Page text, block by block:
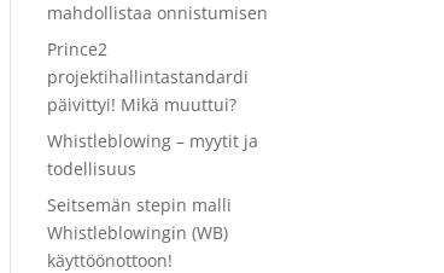
mahdollistaa onnistumisen
Prince2
projektihallintastandardi
päivittyi! Mikä muuttui?
Whistleblowing – myytit ja
todellisuus
Seitsemän stepin malli
Whistleblowingin (WB)
käyttöönottoon!